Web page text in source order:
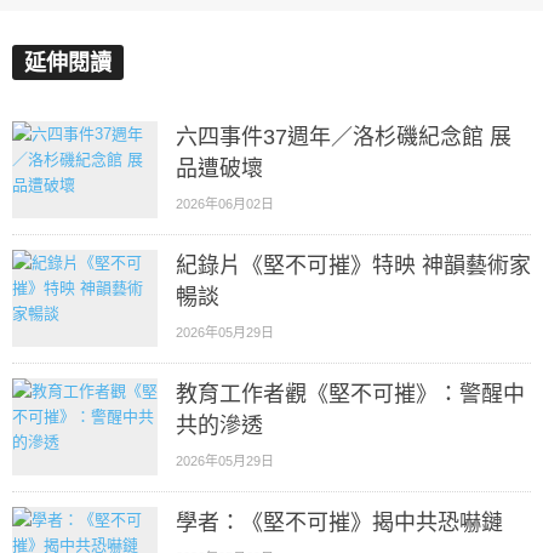
延伸閱讀
六四事件37週年／洛杉磯紀念館 展
品遭破壞
2026年06月02日
紀錄片《堅不可摧》特映 神韻藝術家
暢談
2026年05月29日
教育工作者觀《堅不可摧》：警醒中
共的滲透
2026年05月29日
學者：《堅不可摧》揭中共恐嚇鏈